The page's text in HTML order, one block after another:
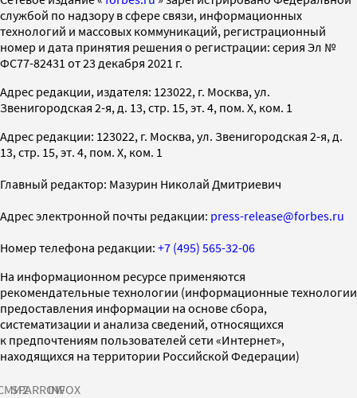
службой по надзору в сфере связи, информационных
технологий и массовых коммуникаций, регистрационный
номер и дата принятия решения о регистрации: серия Эл №
ФС77-82431 от 23 декабря 2021 г.
Адрес редакции, издателя: 123022, г. Москва, ул.
Звенигородская 2-я, д. 13, стр. 15, эт. 4, пом. X, ком. 1
Адрес редакции: 123022, г. Москва, ул. Звенигородская 2-я, д.
13, стр. 15, эт. 4, пом. X, ком. 1
Главный редактор: Мазурин Николай Дмитриевич
Адрес электронной почты редакции: press-release@forbes.ru
Номер телефона редакции: +7 (495) 565-32-06
На информационном ресурсе применяются
рекомендательные технологии (информационные технологии
предоставления информации на основе сбора,
систематизации и анализа сведений, относящихся
к предпочтениям пользователей сети «Интернет»,
находящихся на территории Российской Федерации)
SPARROWINFOX